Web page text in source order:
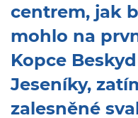
centrem, jak
mohlo na
Kopce
Jeseníky,
zalesněné